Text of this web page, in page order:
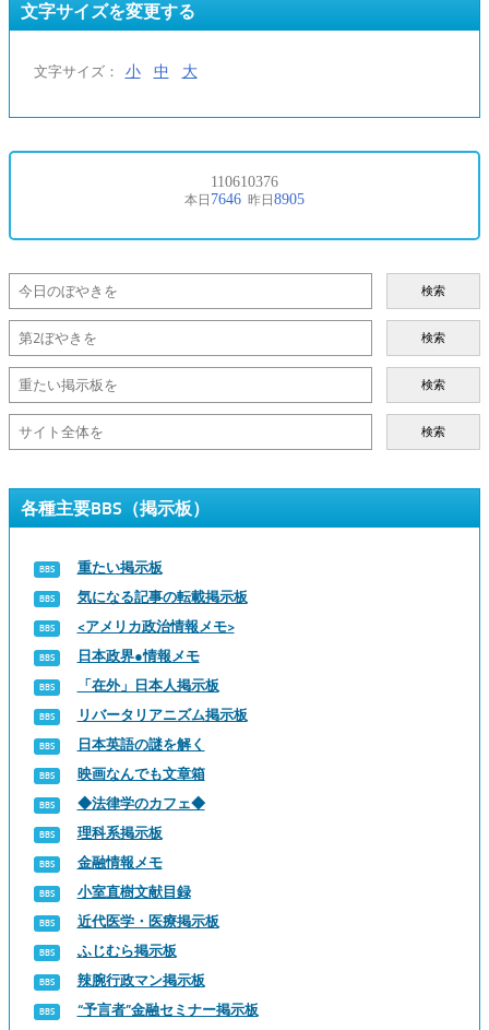
文字サイズを変更する
文字サイズ： 小 中 大
検索
検索
検索
検索
各種主要BBS（掲示板）
重たい掲示板
気になる記事の転載掲示板
<アメリカ政治情報メモ>
日本政界●情報メモ
「在外」日本人掲示板
リバータリアニズム掲示板
日本英語の謎を解く
映画なんでも文章箱
◆法律学のカフェ◆
理科系掲示板
金融情報メモ
小室直樹文献目録
近代医学・医療掲示板
ふじむら掲示板
辣腕行政マン掲示板
“予言者”金融セミナー掲示板